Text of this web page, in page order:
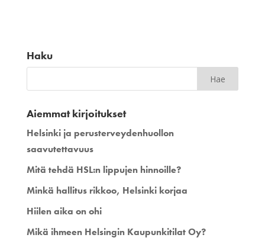
Haku
Aiemmat kirjoitukset
Helsinki ja perusterveydenhuollon
saavutettavuus
Mitä tehdä HSL:n lippujen hinnoille?
Minkä hallitus rikkoo, Helsinki korjaa
Hiilen aika on ohi
Mikä ihmeen Helsingin Kaupunkitilat Oy?